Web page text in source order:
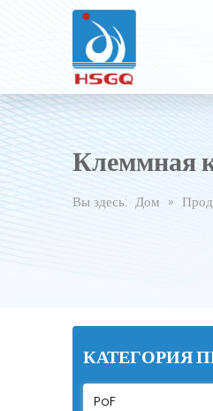
Клеммная
Вы здесь: Дом »
КАТЕГОРИЯ
PoF